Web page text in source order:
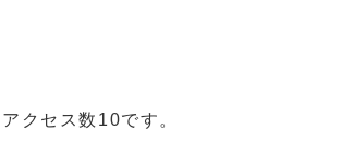
クセス数10です。